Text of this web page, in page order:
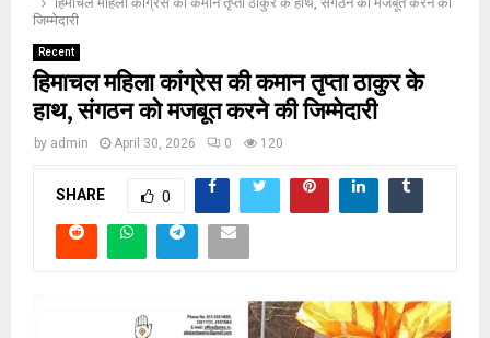
जिम्मेदारी
Recent
हिमाचल महिला कांग्रेस की कमान तृप्ता ठाकुर के
हाथ, संगठन को मजबूत करने की जिम्मेदारी
by admin April 30, 2026 0 120
SHARE 0